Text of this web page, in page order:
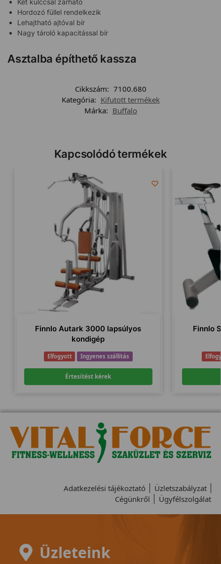
Két kulccsal zárható
Hordozó füllel rendelkezik
Lehajtható ajtóval bír
Nagy tároló kapacitással bír
Asztalba építhető kassza
Cikkszám: 7100.680
Kategória: Kifutott termékek
Márka: Buffalo
Kapcsolódó termékek
Finnlo Autark 3000 lapsúlyos
kondigép
Elfogyott Ingyenes szállítás
Értesítést kérek
Finnlo
Adatkezelési tájékoztató
Üzletszabályzat
Cégünkről
Ügyfélszolgálat
Üzleteink